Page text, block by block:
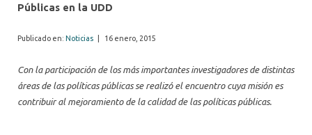
Públicas en la UDD
Publicado en: Noticias 16 enero, 2015
Con la participación de los más importantes investigadores de distintas
áreas de las políticas públicas se realizó el encuentro cuya misión es
contribuir al mejoramiento de la calidad de las políticas públicas.